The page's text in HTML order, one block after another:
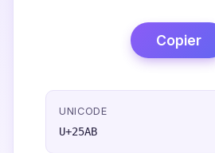
Copier
UNICODE
U+25AB